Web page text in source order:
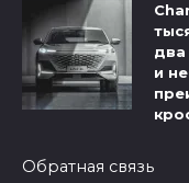
два
и
Обратная связь